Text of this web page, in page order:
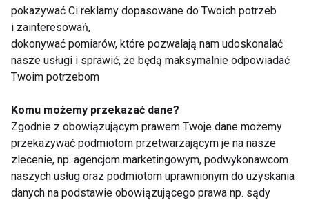
hamować regenerację mięśni.
Wspiera regenerację układu nerwowego.
Rhodiola rosea (różeniec górski):
Poprawia wytrzymałość,
Redukuje uczucie zmęczenia po wysiłku.
Żeń-szeń:
Przyspiesza regenerację energetyczną
organizmu.
pokazywać Ci reklamy dopasowane do Twoich potrzeb
i zainteresowań,
dokonywać pomiarów, które pozwalają nam udoskonalać
nasze usługi i sprawić, że będą maksymalnie odpowiadać
Twoim potrzebom
Komu możemy przekazać dane?
Zgodnie z obowiązującym prawem Twoje dane możemy
przekazywać podmiotom przetwarzającym je na nasze
zlecenie, np. agencjom marketingowym, podwykonawcom
naszych usług oraz podmiotom uprawnionym do uzyskania
danych na podstawie obowiązującego prawa np. sądy